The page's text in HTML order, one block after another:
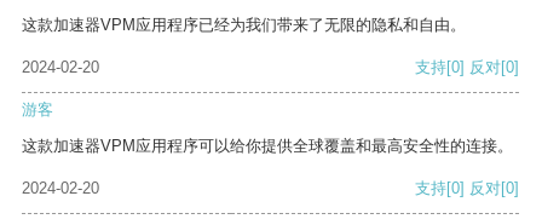
这款加速器VPM应用程序已经为我们带来了无限的隐私和自由。
2024-02-20 支持[0] 反对[0]
游客
这款加速器VPM应用程序可以给你提供全球覆盖和最高安全性的连接。
2024-02-20 支持[0] 反对[0]